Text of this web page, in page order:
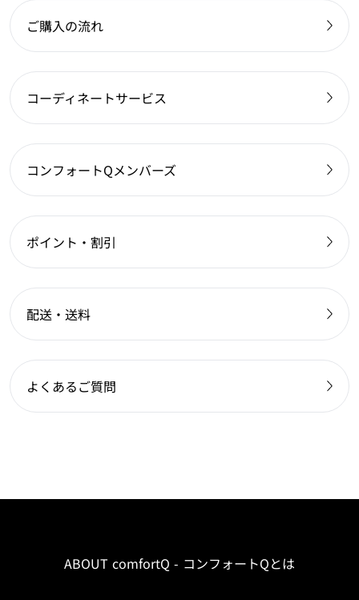
ご購入の流れ
コーディネートサービス
コンフォートQメンバーズ
ポイント・割引
配送・送料
よくあるご質問
ABOUT comfortQ - コンフォートQとは